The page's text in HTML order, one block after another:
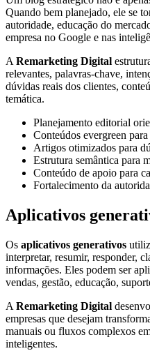
Quando bem planejado, ele se
autoridade, educação do
empresa no Google e nas
A Remarketing Digital
relevantes, palavras-chave,
dúvidas reais dos clientes,
temática.
Planejamento editorial
Conteúdos evergreen
Artigos otimizados para
Estrutura semântica para
Conteúdo de apoio para
Fortalecimento da
Aplicativos
Os aplicativos generativos
interpretar, resumir, responder,
informações. Eles podem ser
vendas, gestão, educação,
A Remarketing Digital
empresas que desejam
manuais ou fluxos complexos
inteligentes.